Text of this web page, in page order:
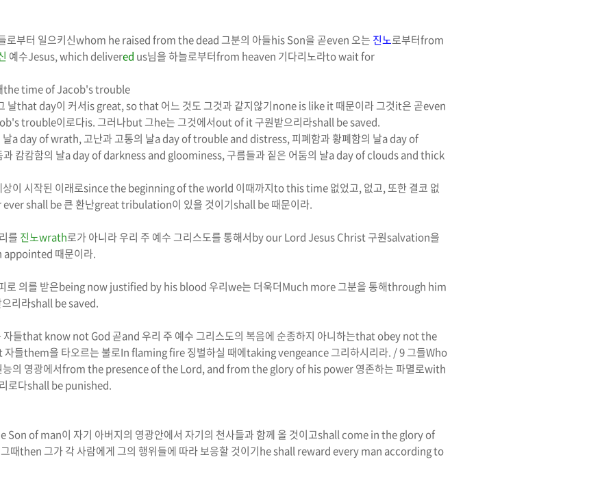
로부터 일으키신whom he raised from the dead 그분의 아들his Son을곧even오는 진노로부터from
예수Jesus, whichdelivered us님을 하늘로부터from heaven 기다리노라to wait for
the time of Jacob's trouble
날that day이 커서is great, so that어느 것도 그것과 같지않기none is like it때문이라 그것it은 곧even
trouble이로다is. 그러나but그he는 그것에서out of it구원받으리라shall be saved.
날a day ofwrath, 고난과 고통의 날a day of trouble and distress, 피폐함과 황폐함의 날a day of
과 캄캄함의 날a day of darkness and gloominess, 구름들과 짙은 어둠의 날a day of clouds and thick
상이 시작된 이래로since the beginning of the world 이때까지to this time없었고, 없고,또한 결코 없
shall be큰 환난great tribulation이 있을 것이기shall be때문이라.
를 진노wrath로가 아니라 우리 주 예수 그리스도를 통해서by our Lord Jesus Christ구원salvation을
appointed 때문이라.
로 의를 받은being now justified by his blood우리we는 더욱더Much more그분을 통해through him
리라shall be saved.
자들that know not God곧and우리 주 예수 그리스도의 복음에 순종하지 아니하는that obey not the
자들them을 타오르는 불로In flaming fire징벌하실 때에taking vengeance그리하시리라. / 9그들Who
의 영광에서from the presence of the Lord, and from the glory of his power영존하는 파멸로with
로다shall be punished.
Son of man이 자기 아버지의 영광안에서 자기의 천사들과 함께 올 것이고shall come in the glory of
그때then 그가각 사람에게 그의 행위들에 따라 보응할 것이기heshall reward every man according to